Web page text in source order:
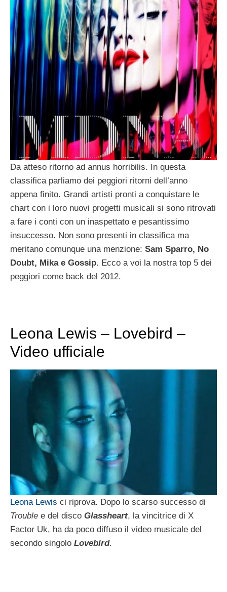
Da atteso ritorno ad annus horribilis. In questa
classifica parliamo dei peggiori ritorni dell’anno
appena finito. Grandi artisti pronti a conquistare le
chart con i loro nuovi progetti musicali si sono ritrovati
a fare i conti con un inaspettato e pesantissimo
insuccesso. Non sono presenti in classifica ma
meritano comunque una menzione: Sam Sparro, No
Doubt, Mika e Gossip. Ecco a voi la nostra top 5 dei
peggiori come back del 2012.
Leona Lewis – Lovebird –
Video ufficiale
Leona Lewis ci riprova. Dopo lo scarso successo di
Trouble e del disco Glassheart, la vincitrice di X
Factor Uk, ha da poco diffuso il video musicale del
secondo singolo Lovebird.